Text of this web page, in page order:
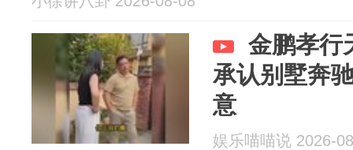
金鹏孝行
承认别墅奔
意
娱乐喵喵说 2026-